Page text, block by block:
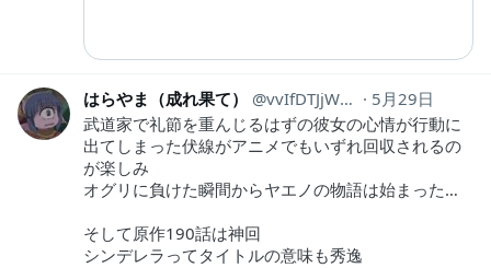
はらやま（成れ果て） vvIfDTJjWpfhG9F
5月29日
武道家で礼節を重んじるはずの彼女の心情が行動に
出てしまった伏線がアニメでもいずれ回収されるの
が楽しみ
オグリに負けた瞬間からヤエノの物語は始まった…
そして原作190話は神回
シンデレラってタイトルの意味も秀逸